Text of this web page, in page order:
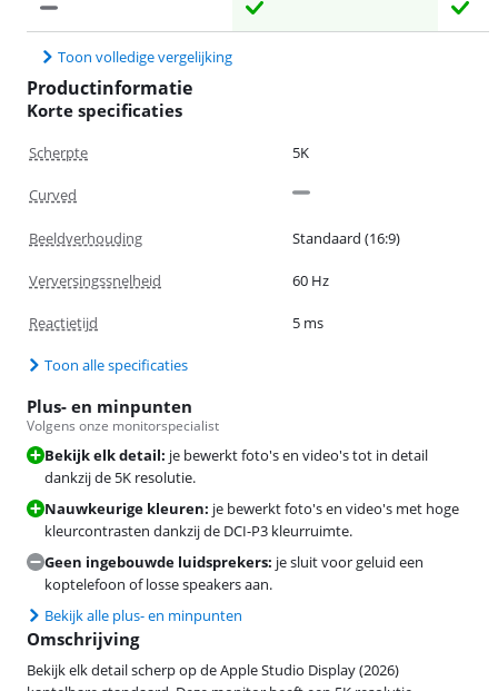
Toon volledige vergelijking
Productinformatie
Korte specificaties
Scherpte 5K
Curved
Beeldverhouding Standaard (16:9)
Verversingssnelheid 60 Hz
Reactietijd 5 ms
Toon alle specificaties
Plus- en minpunten
Volgens onze monitorspecialist
Bekijk elk detail: je bewerkt foto's en video's tot in detail
dankzij de 5K resolutie.
Nauwkeurige kleuren: je bewerkt foto's en video's met hoge
kleurcontrasten dankzij de DCI-P3 kleurruimte.
Geen ingebouwde luidsprekers: je sluit voor geluid een
koptelefoon of losse speakers aan.
Bekijk alle plus- en minpunten
Omschrijving
Bekijk elk detail scherp op de Apple Studio Display (2026)